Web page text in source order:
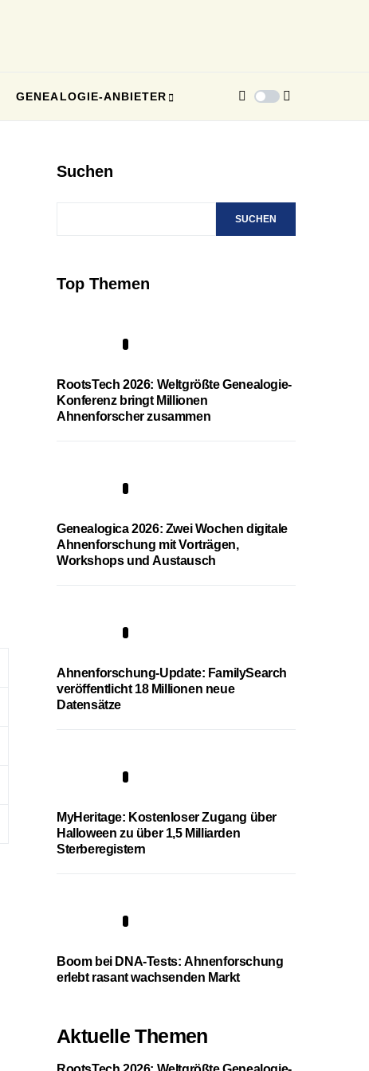
GENEALOGIE-ANBIETER
Suchen
SUCHEN
Top Themen
RootsTech 2026: Weltgrößte Genealogie-
Konferenz bringt Millionen
Ahnenforscher zusammen
Genealogica 2026: Zwei Wochen digitale
Ahnenforschung mit Vorträgen,
Workshops und Austausch
Ahnenforschung-Update: FamilySearch
veröffentlicht 18 Millionen neue
Datensätze
MyHeritage: Kostenloser Zugang über
Halloween zu über 1,5 Milliarden
Sterberegistern
Boom bei DNA-Tests: Ahnenforschung
erlebt rasant wachsenden Markt
Aktuelle Themen